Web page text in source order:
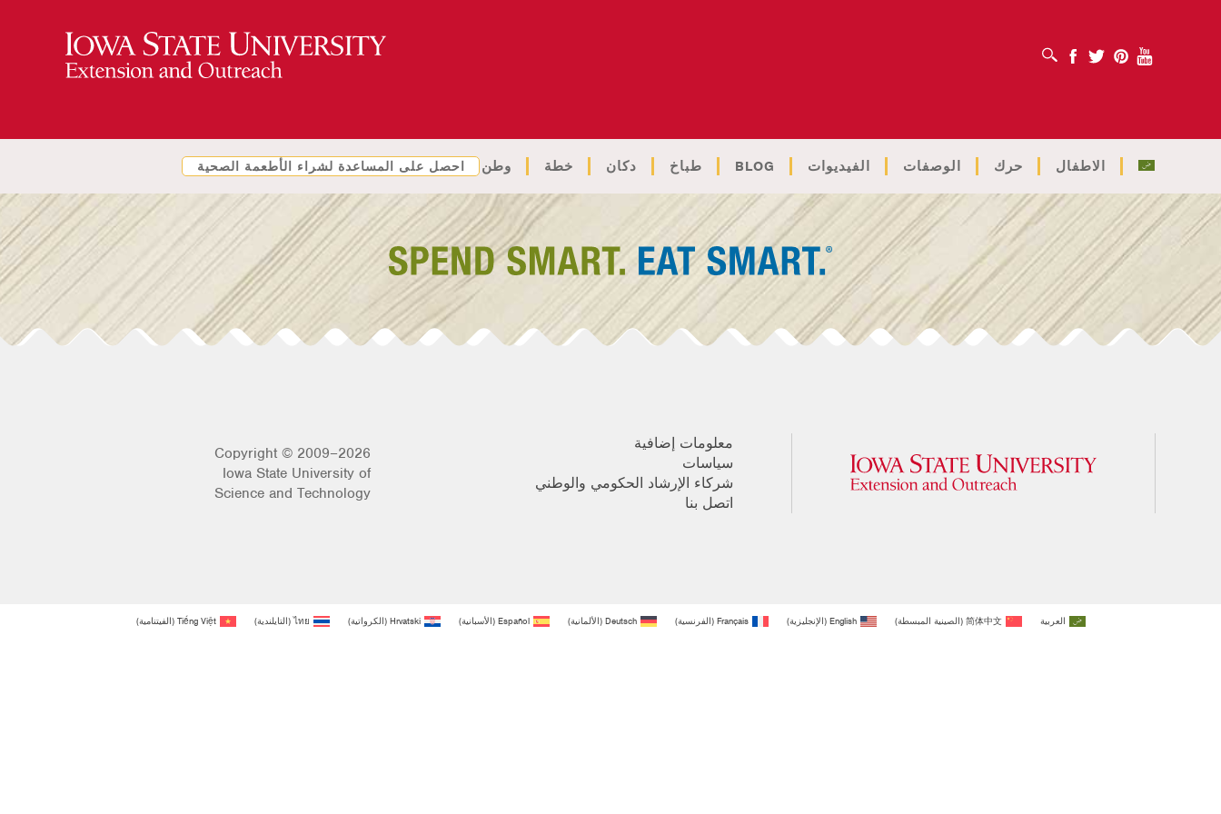
افتح مربع البحثFacebook TwitterPinterestYoutube
وطن خطة دكان طباخ BLOG الفيديوات الوصفات حرك الاطفال احصل على المساعدة لشراء الأطعمة الصحية
معلومات إضافية
سياسات
شركاء الإرشاد الحكومي والوطني
اتصل بنا
Copyright © 2009–2026
Iowa State University of
Science and Technology
العربية 简体中文
(الصينية المبسطة)
English
(الإنجليزية)
Français
(الفرنسية)
Deutsch
(الألمانية)
Español
(الأسبانية)
Hrvatski
(الكرواتية)
ไทย
(التايلندية)
Tiếng Việt
(الفيتنامية)